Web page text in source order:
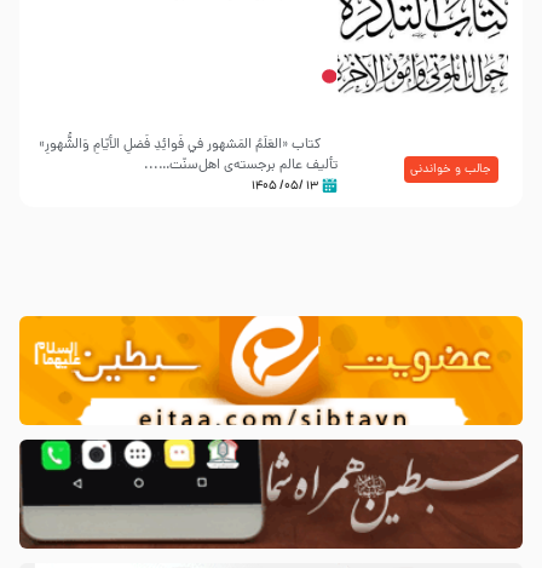
جالب و خواندنی
کتاب «العَلَمُ المَشهور في فَوائِدِ فَضلِ الأيّامِ وَالشُّهورِ»
تألیف عالم برجسته‌ی اهل‌سنّت…...
۱۳ /۰۵/ ۱۴۰۵